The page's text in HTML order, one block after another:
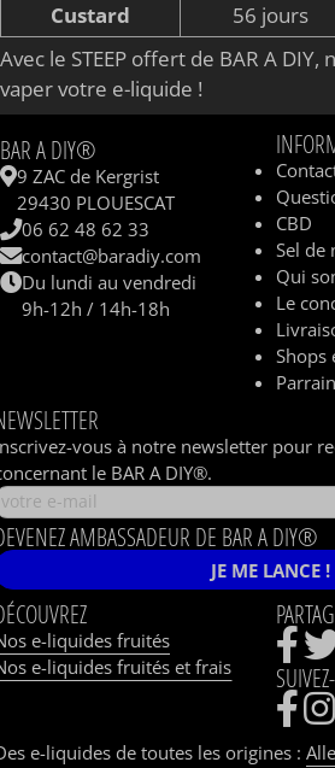
Custard 56 jours
Avec le STEEP offert de BAR A DIY,
vaper votre e-liquide !
BAR A DIY®
9 ZAC de Kergrist
29430 PLOUESCAT
06 62 48 62 33
contact@baradiy.com
Du lundi au vendredi
9h-12h / 14h-18h
CBD
Sel de
Qui
Le
Shops
vous à notre newsletter pour
le BAR A DIY®.
AMBASSADEUR DE BAR A DIY®
JE ME LANCE !
e-liquides fruités
e-liquides fruités et frais
e-liquides de toutes les origines :